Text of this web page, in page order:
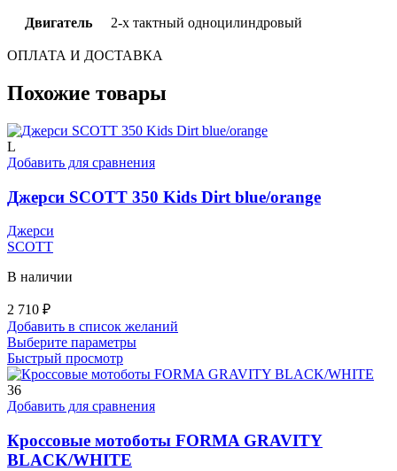
Двигатель 2-х тактный одноцилиндровый
ОПЛАТА И ДОСТАВКА
Похожие товары
L
Добавить для сравнения
Джерси SCOTT 350 Kids Dirt blue/orange
Джерси
SCOTT
В наличии
2 710 ₽
Добавить в список желаний
Выберите параметрыЭтот
имеет
вариаций.
можно
Быстрый просмотр
36
Добавить для сравнения
Кроссовые мотоботы FORMA GRAVITY
BLACK/WHITE